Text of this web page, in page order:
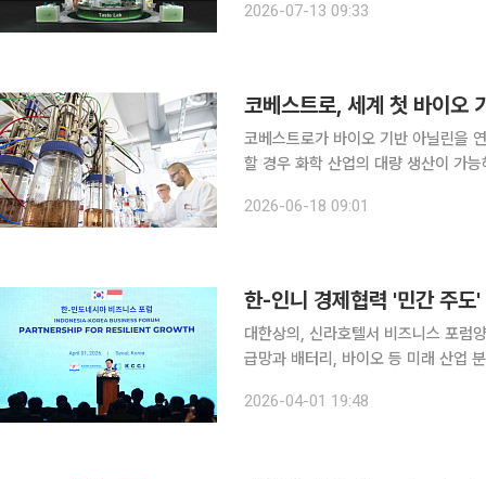
단백질 이취 개선, 클린라벨 구현 등
2026-07-13 09:33
코베스트로, 세계 첫 바이오
코베스트로가 바이오 기반 아닐린을
할 경우 화학 산업의 대량 생산이 가능해질 전망이다. 코베스트로
린은 폴리우레탄의 핵심 원료인 MDI
2026-06-18 09:01
한-인니 경제협력 '민간 주도
대한상의, 신라호텔서 비즈니스 포럼양국 기업·정부
급망과 배터리, 바이오 등 미래 산업
라호텔에서 '한-인도네시아 비즈니스
2026-04-01 19:48